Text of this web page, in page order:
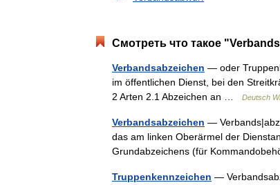
Смотреть что такое
Verbandsabzeichen — oder
im öffentlichen Dienst, bei den
2 Arten 2.1 Abzeichen an …
Deutsch
Verbandsabzeichen —
das am linken Oberärmel der
Grundabzeichens (für
Truppenkennzeichen —